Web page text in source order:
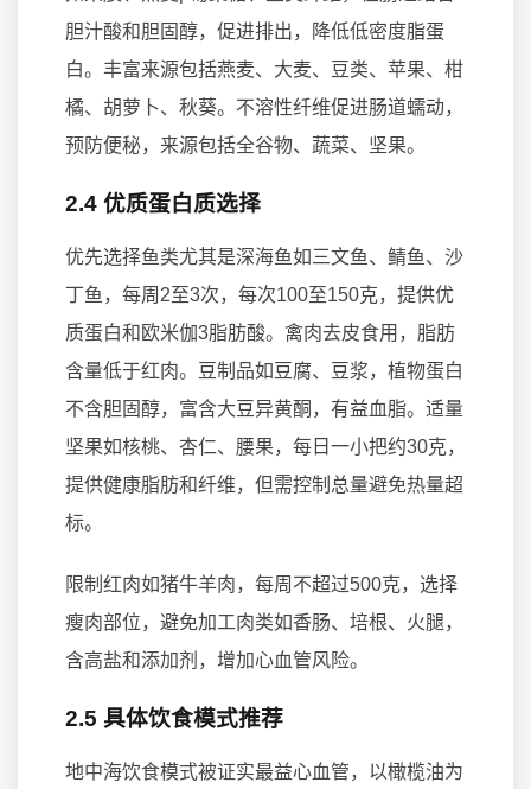
胆汁酸和胆固醇，促进排出，降低低密度脂蛋
白。丰富来源包括燕麦、大麦、豆类、苹果、柑
橘、胡萝卜、秋葵。不溶性纤维促进肠道蠕动，
预防便秘，来源包括全谷物、蔬菜、坚果。
2.4 优质蛋白质选择
优先选择鱼类尤其是深海鱼如三文鱼、鲭鱼、沙
丁鱼，每周2至3次，每次100至150克，提供优
质蛋白和欧米伽3脂肪酸。禽肉去皮食用，脂肪
含量低于红肉。豆制品如豆腐、豆浆，植物蛋白
不含胆固醇，富含大豆异黄酮，有益血脂。适量
坚果如核桃、杏仁、腰果，每日一小把约30克，
提供健康脂肪和纤维，但需控制总量避免热量超
标。
限制红肉如猪牛羊肉，每周不超过500克，选择
瘦肉部位，避免加工肉类如香肠、培根、火腿，
含高盐和添加剂，增加心血管风险。
2.5 具体饮食模式推荐
地中海饮食模式被证实最益心血管，以橄榄油为